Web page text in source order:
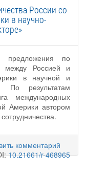
России со
в научно-
предложения по
между Россией и
в научной и
По результатам
международных
Америки автором
комментарий
10.21661/r-468965